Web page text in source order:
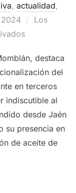
, actualidad,
Los
destaca
del
en terceros
indiscutible al
desde Jaén
su presencia en
de aceite de